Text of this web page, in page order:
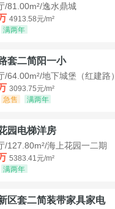
/81.00m²/逸水鼎城
4913.58元/m²
满两年
套二简阳一小
/64.00m²/地下城堡（红建路）
3093.75元/m²
急售 满两年
园电梯洋房
/127.80m²/海上花园一二期
5383.41元/m²
满两年
区套二简装带家具家电